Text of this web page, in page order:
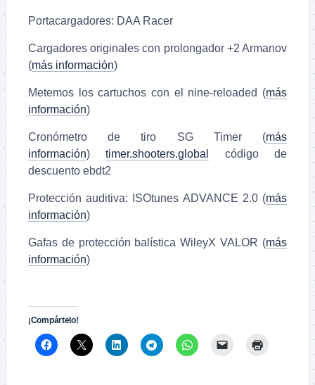
Portacargadores: DAA Racer
Cargadores originales con prolongador +2 Armanov
(más información)
Metemos los cartuchos con el nine-reloaded (más
información)
Cronómetro de tiro SG Timer (más
información)timer.shooters.global
código de
descuento ebdt2
Protección auditiva: ISOtunes ADVANCE 2.0 (más
información)
Gafas de protección balística WileyX VALOR (más
información)
¡Compártelo!